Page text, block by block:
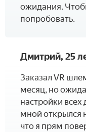
ожидания.
попробовать.
Дмитрий, 25
­­Заказал VR
месяц, но
настройки всех
мной открылся
что я прям